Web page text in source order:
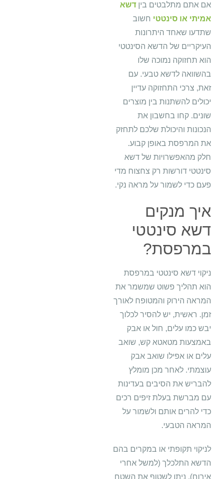
אם אתם מתלבטים בין דשא
אמיתי או סינטטי חשוב
שתדעו שאחד היתרונות
העיקריים של הדשא הסינטטי
הוא תחזוקה נמוכה שלו
בהשוואה לדשא טבעי. עם
זאת, צרכי התחזוקה עדיין
יכולים להשתנות בין מוצרים
שונים. קחו בחשבון את
הנכונות והיכולת שלכם לתחזק
את המרפסת באופן קבוע.
חלק מהאפשרויות של דשא
סינטטי דורשות רק צחצוח מדי
פעם כדי לשמור על מראה נקי.
איך מנקים
דשא סינטטי
במרפסת?
ניקוי דשא סינטטי במרפסת
הוא תהליך פשוט שמשמר את
המראה הירוק והמטופח לאורך
זמן. ראשית, יש להסיר לכלוך
יבש כמו עלים, חול או אבק
באמצעות מטאטא קש, שואב
עלים או אפילו שואב אבק
עוצמתי. לאחר מכן מומלץ
להבריש את הסיבים בעדינות
עם מברשת בעלת זיפים רכים
כדי להרים אותם ולשמור על
המראה הטבעי.
לניקוי תקופתי או במקרים בהם
הדשא התלכלך (למשל אחרי
אירוח), ניתן לשטוף את השטח